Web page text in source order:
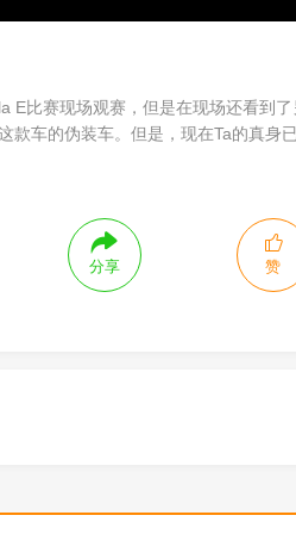
E比赛现场观赛，但是在现场还看到
款车的伪装车。但是，现在Ta的真
分享 赞